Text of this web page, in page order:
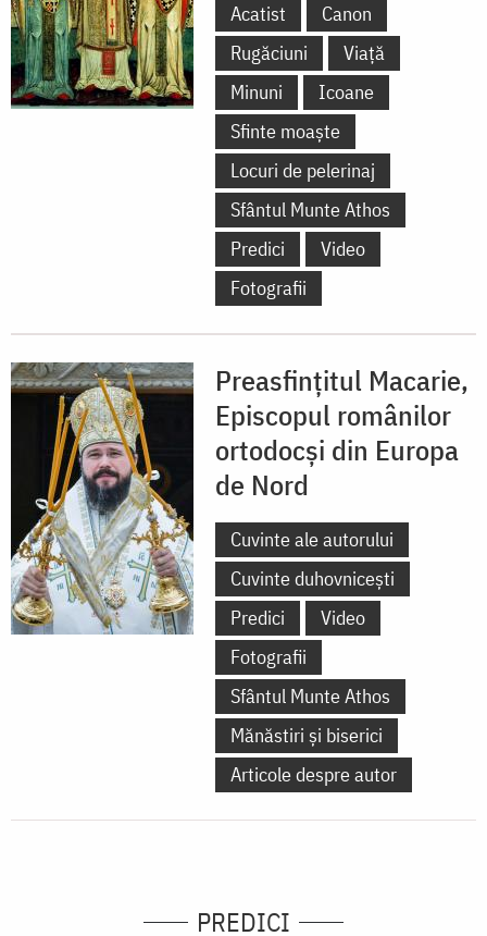
Acatist
Canon
Rugăciuni
Viață
Minuni
Icoane
Sfinte moaște
Locuri de pelerinaj
Sfântul Munte Athos
Predici
Video
Fotografii
Preasfințitul Macarie,
Episcopul românilor
ortodocși din Europa
de Nord
Cuvinte ale autorului
Cuvinte duhovnicești
Predici
Video
Fotografii
Sfântul Munte Athos
Mănăstiri și biserici
Articole despre autor
PREDICI